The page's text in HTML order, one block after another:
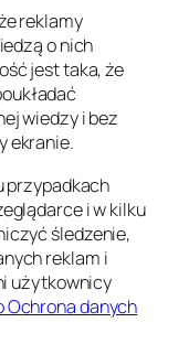
reklamy
o nich
jest taka, że
wiedzy i bez
ekranie.
przypadkach
i w kilku
śledzenie,
reklam i
użytkownicy
Ochrona danych